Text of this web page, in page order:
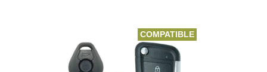
COMPATIBLE